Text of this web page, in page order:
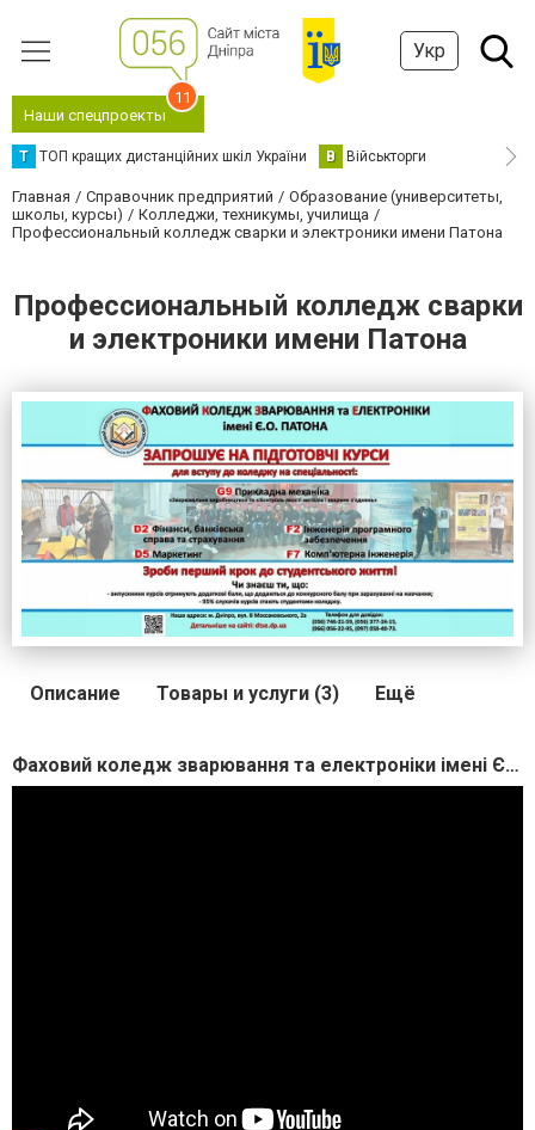
Укр
Наши спецпроекты
11
Т ТОП кращих дистанційних шкіл України В Військторги
Главная Справочник предприятий
Образование (университеты,
школы, курсы)
Колледжи, техникумы, училища
Профессиональный колледж сварки и электроники имени Патона
Профессиональный колледж сварки
и электроники имени Патона
Описание Товары и услуги (3) Ещё
Фаховий коледж зварювання та електроніки імені Є.О. Патона